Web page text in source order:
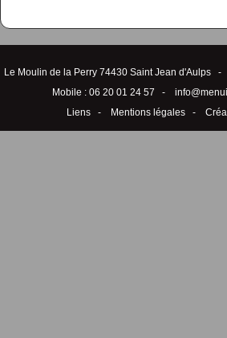
Le Moulin de la Perry 74430 Saint Jean
Mobile : 06 20 01 24 57 -
Liens - Mentions légales -